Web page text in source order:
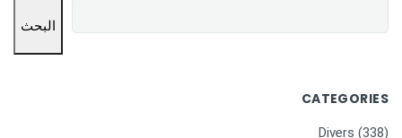
البحث
CATEGORIES
Divers (338)